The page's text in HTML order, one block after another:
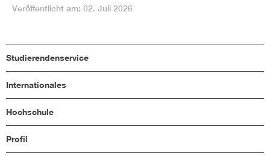
Veröffentlicht am: 02. Juli 2026
Studierendenservice
Internationales
Hochschule
Profil